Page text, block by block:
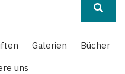
Galerien
Bücher
uns